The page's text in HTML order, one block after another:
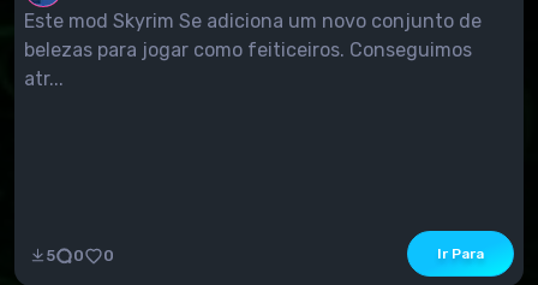
Este mod Skyrim Se adiciona um novo conjunto de
belezas para jogar como feiticeiros. Conseguimos
atr...
5 0 0 Ir Para